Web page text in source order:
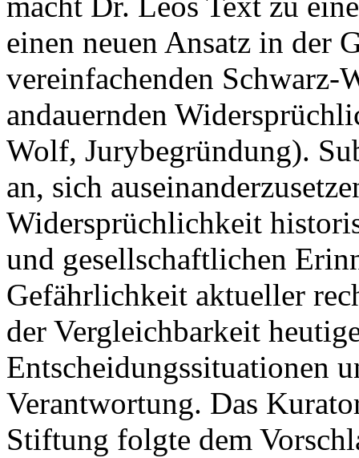
einen neuen Ansatz in der
vereinfachenden Schwarz-
andauernden
Wolf, Jurybegründung).
an, sich
Widersprüchlichkeit
und gesellschaftlichen
Gefährlichkeit aktueller
der Vergleichbarkeit
Entscheidungssituationen
Verantwortung. Das
Stiftung folgte dem